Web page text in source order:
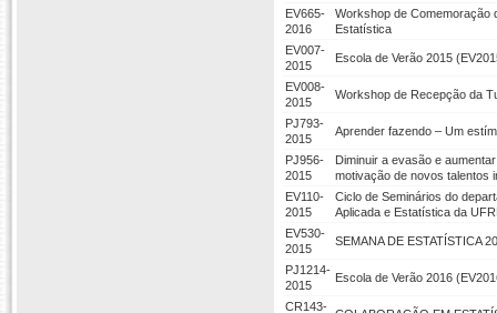
EV665-
2016
Workshop de Comemoração
Estatística
EV007-
2015
Escola de Verão 2015
EV008-
2015
Workshop de Recepção da
PJ793-
2015
Aprender fazendo – Um
PJ956-
2015
Diminuir a evasão e
motivação de novos talentos
EV110-
2015
Ciclo de Seminários do
Aplicada e Estatística da
EV530-
2015
SEMANA DE ESTATÍSTICA
PJ1214-
2015
Escola de Verão 2016
CR143-